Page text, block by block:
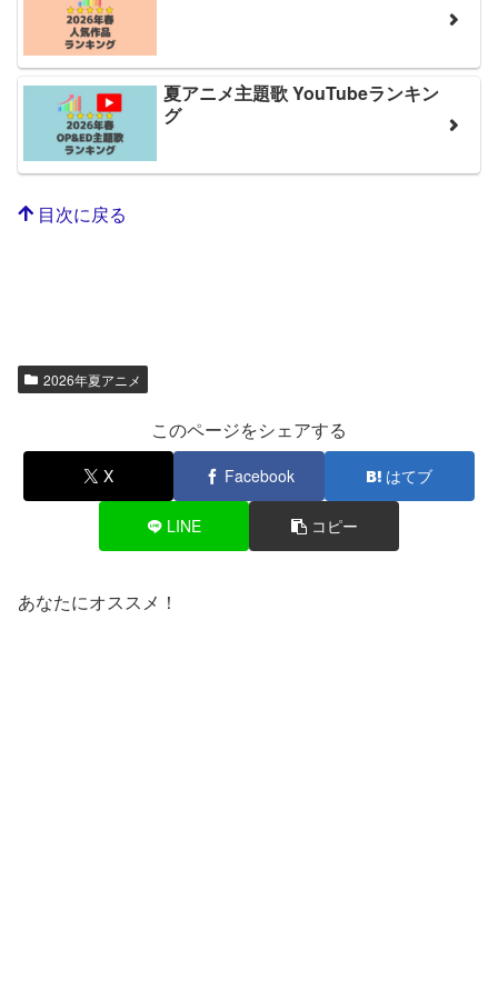
夏アニメ主題歌 YouTubeランキン
グ
目次に戻る
2026年夏アニメ
このページをシェアする
X Facebook はてブ
LINE コピー
あなたにオススメ！